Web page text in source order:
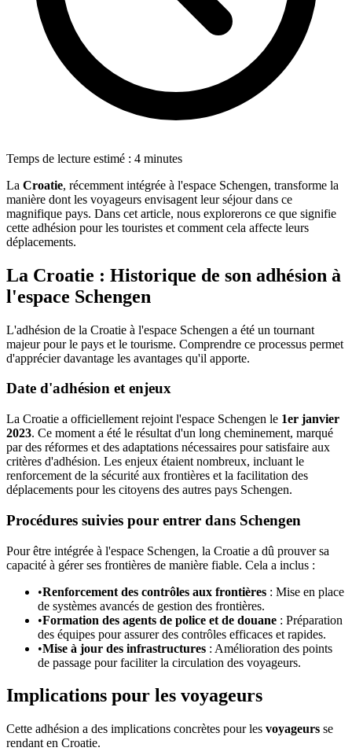
Temps de lecture estimé : 4 minutes
La Croatie, récemment intégrée à l'espace Schengen, transforme la
manière dont les voyageurs envisagent leur séjour dans ce
magnifique pays. Dans cet article, nous explorerons ce que signifie
cette adhésion pour les touristes et comment cela affecte leurs
déplacements.
La Croatie : Historique de son adhésion à
l'espace Schengen
L'adhésion de la Croatie à l'espace Schengen a été un tournant
majeur pour le pays et le tourisme. Comprendre ce processus permet
d'apprécier davantage les avantages qu'il apporte.
Date d'adhésion et enjeux
La Croatie a officiellement rejoint l'espace Schengen le 1er janvier
2023. Ce moment a été le résultat d'un long cheminement, marqué
par des réformes et des adaptations nécessaires pour satisfaire aux
critères d'adhésion. Les enjeux étaient nombreux, incluant le
renforcement de la sécurité aux frontières et la facilitation des
déplacements pour les citoyens des autres pays Schengen.
Procédures suivies pour entrer dans Schengen
Pour être intégrée à l'espace Schengen, la Croatie a dû prouver sa
capacité à gérer ses frontières de manière fiable. Cela a inclus :
•Renforcement des contrôles aux frontières : Mise en place
de systèmes avancés de gestion des frontières.
•Formation des agents de police et de douane : Préparation
des équipes pour assurer des contrôles efficaces et rapides.
•Mise à jour des infrastructures : Amélioration des points
de passage pour faciliter la circulation des voyageurs.
Implications pour les voyageurs
Cette adhésion a des implications concrètes pour les voyageurs se
rendant en Croatie.